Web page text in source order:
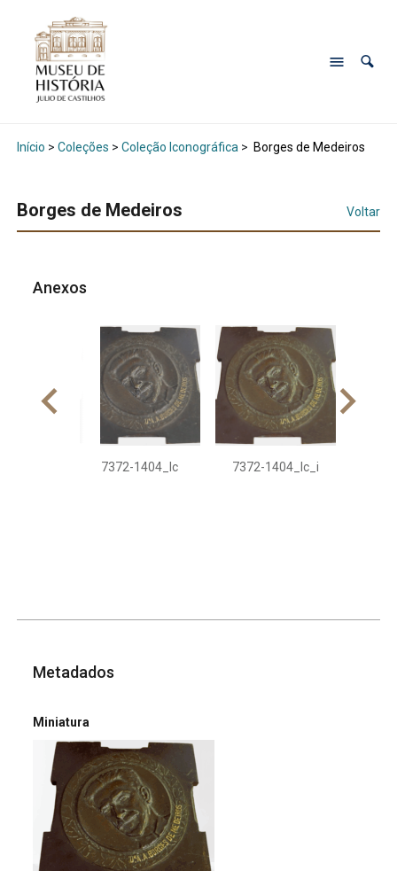
Início > Coleções > Coleção Iconográfica > Borges de Medeiros
Borges de Medeiros Voltar
Anexos
7372-1404_Ic 7372-1404_Ic_i
Metadados
Miniatura